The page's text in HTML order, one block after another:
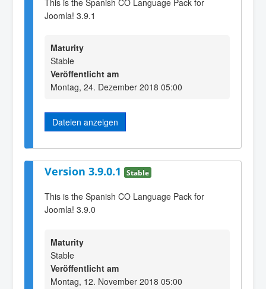
Joomla! 3.9.1
Maturity
Stable
Veröffentlicht am
Montag, 24. Dezember 2018 05:00
Dateien anzeigen
Version 3.9.0.1 Stable
This is the Spanish CO Language Pack for
Joomla! 3.9.0
Maturity
Stable
Veröffentlicht am
Montag, 12. November 2018 05:00